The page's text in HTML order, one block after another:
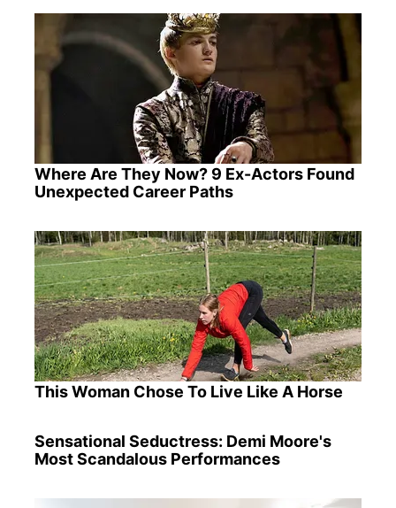
Where Are They Now? 9 Ex-Actors Found
Unexpected Career Paths
This Woman Chose To Live Like A Horse
Sensational Seductress: Demi Moore's
Most Scandalous Performances